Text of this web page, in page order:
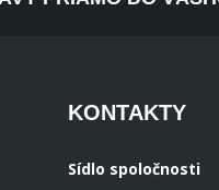
KONTAKTY
Sídlo spoločnosti